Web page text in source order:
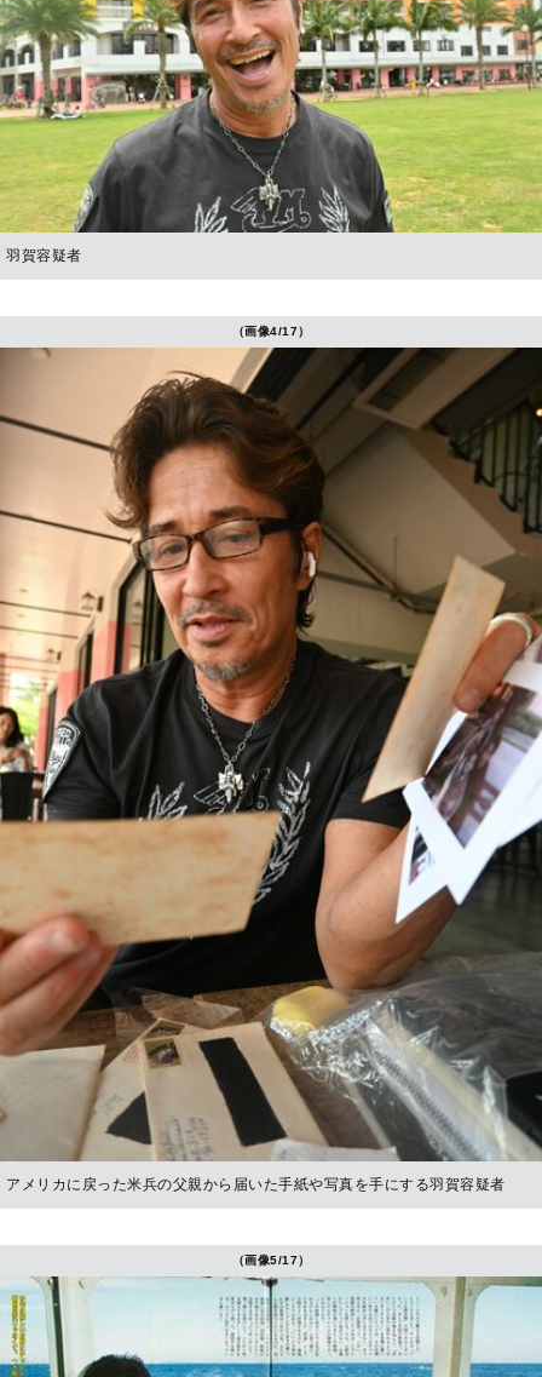
羽賀容疑者
（画像4/17）
アメリカに戻った米兵の父親から届いた手紙や写真を手にする羽賀容疑者
（画像5/17）